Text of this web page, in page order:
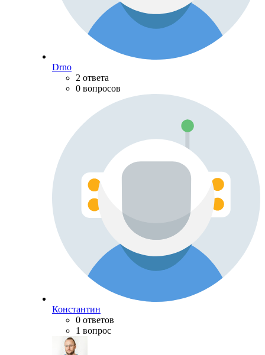
Drno
2 ответа
0 вопросов
Константин
0 ответов
1 вопрос